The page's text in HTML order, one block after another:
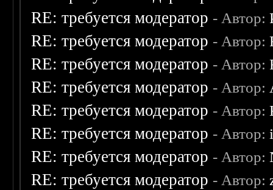
RE: требуется модератор - Автор:
RE: требуется модератор - Автор:
RE: требуется модератор - Автор:
RE: требуется модератор - Автор:
RE: требуется модератор - Автор:
RE: требуется модератор - Автор:
RE: требуется модератор - Автор:
RE: требуется модератор - Автор: